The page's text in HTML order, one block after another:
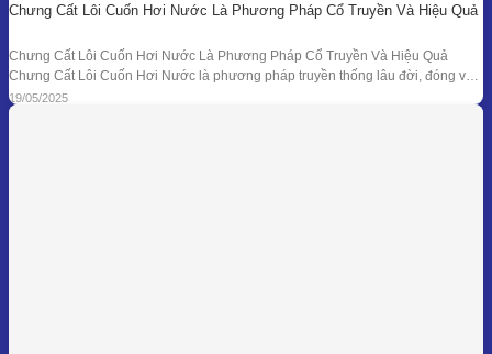
Chưng Cất Lôi Cuốn Hơi Nước Là Phương Pháp Cổ Truyền Và Hiệu Quả
Chưng Cất Lôi Cuốn Hơi Nước Là Phương Pháp Cổ Truyền Và Hiệu Quả
Chưng Cất Lôi Cuốn Hơi Nước là phương pháp truyền thống lâu đời, đóng vai
trò nền tảng trong ngành chiết xuất tinh dầu thiên nhiên. Từ những nồi đồng thủ
công ở các làng nghề cho đến hệ thống chưng
19/05/2025